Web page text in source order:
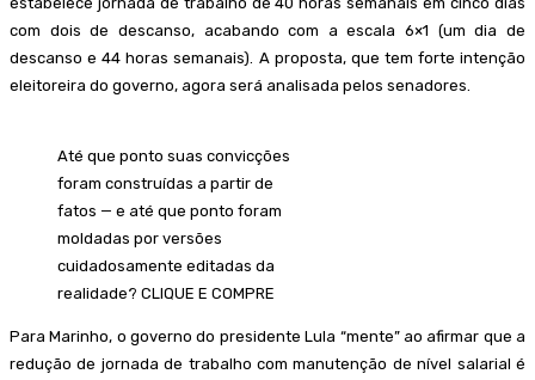
com dois de descanso, acabando com a escala 6×1 (um dia de
descanso e 44 horas semanais). A proposta, que tem forte intenção
eleitoreira do governo, agora será analisada pelos senadores.
Até que ponto suas convicções
foram construídas a partir de
fatos — e até que ponto foram
moldadas por versões
cuidadosamente editadas da
realidade? CLIQUE E COMPRE
Para Marinho, o governo do presidente Lula “mente” ao afirmar que a
redução de jornada de trabalho com manutenção de nível salarial é